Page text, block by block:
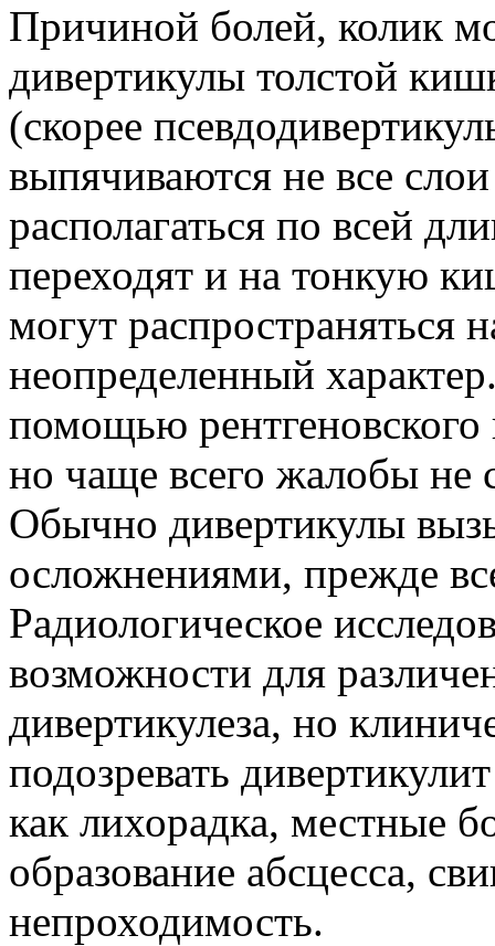
Причиной болей, колик
дивертикулы толстой
(скорее
выпячиваются не все
располагаться по всей
переходят и на тонкую
могут распространяться
неопределенный
помощью рентгеновского
но чаще всего жалобы не
Обычно дивертикулы
осложнениями, прежде
Радиологическое
возможности для
дивертикулеза, но
подозревать
как лихорадка, местные
образование абсцесса,
непроходимость.